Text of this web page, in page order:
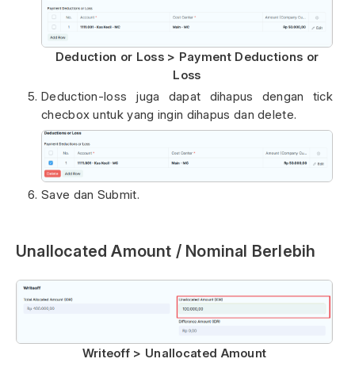
Deduction or Loss > Payment Deductions or
Loss
Deduction-loss juga dapat dihapus dengan tick
checbox untuk yang ingin dihapus dan delete.
Save dan Submit.
Unallocated Amount / Nominal Berlebih
Writeoff > Unallocated Amount